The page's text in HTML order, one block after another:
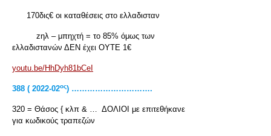
170δις€ οι καταθέσεις στο ελλαδισταν
zηλ – μπηχτή = το 85% όμως των
ελλαδιστανών ΔΕΝ έχει ΟΥΤΕ 1€
youtu.be/HhDyh81bCeI
388 ( 2022-02ος) ………………………….
320 = Θάσος { κλπ & … ΔΟΛΙΟΙ με επιτεθήκανε
για κωδικούς τραπεζών